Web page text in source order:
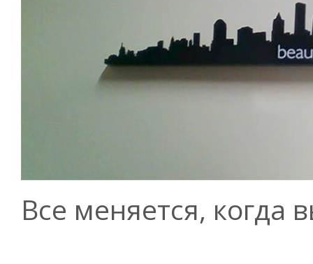
Все меняется, когда